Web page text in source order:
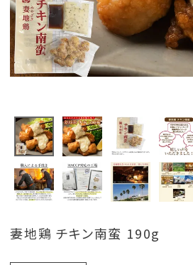
妻地鶏 チキン南蛮 190g